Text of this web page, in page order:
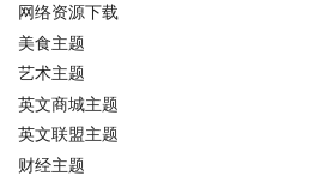
网络资源下载
美食主题
艺术主题
英文商城主题
英文联盟主题
财经主题